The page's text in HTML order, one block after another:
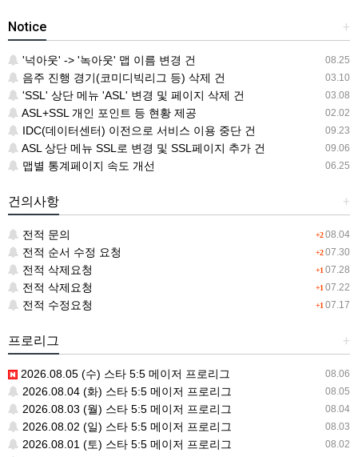
+
Notice
08.25
'넉아웃' -> '녹아웃' 맵 이름 변경 건
03.10
음주 진행 경기(코미디빅리그 등) 삭제 건
03.08
'SSL' 상단 메뉴 'ASL' 변경 및 페이지 삭제 건
02.02
ASL+SSL 개인 포인트 등 현황 제공
09.23
IDC(데이터센터) 이전으로 서비스 이용 중단 건
09.06
ASL 상단 메뉴 SSL로 변경 및 SSL페이지 추가 건
06.25
맵별 통계페이지 속도 개선
+
건의사항
+208.04
전적 문의
+207.30
전적 순서 수정 요청
+1 07.28
전적 삭제요청
+1 07.22
전적 삭제요청
+1 07.17
전적 수정요청
+
프로리그
08.06
2026.08.05 (수) 스타 5:5 메이저 프로리그
08.05
2026.08.04 (화) 스타 5:5 메이저 프로리그
08.04
2026.08.03 (월) 스타 5:5 메이저 프로리그
08.03
2026.08.02 (일) 스타 5:5 메이저 프로리그
08.02
2026.08.01 (토) 스타 5:5 메이저 프로리그